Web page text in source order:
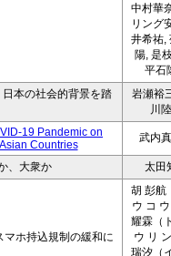
中村華
リング
井希祐,
陽, 是
平石
本の社会的背景を踏
岩瀬裕
川
Pandemic on
Countries
武内
、大衆か 太田
ホ持込規制の緩和に
胡 彭航
ウ コ
耀霖（
ウ リ
瑞汐（